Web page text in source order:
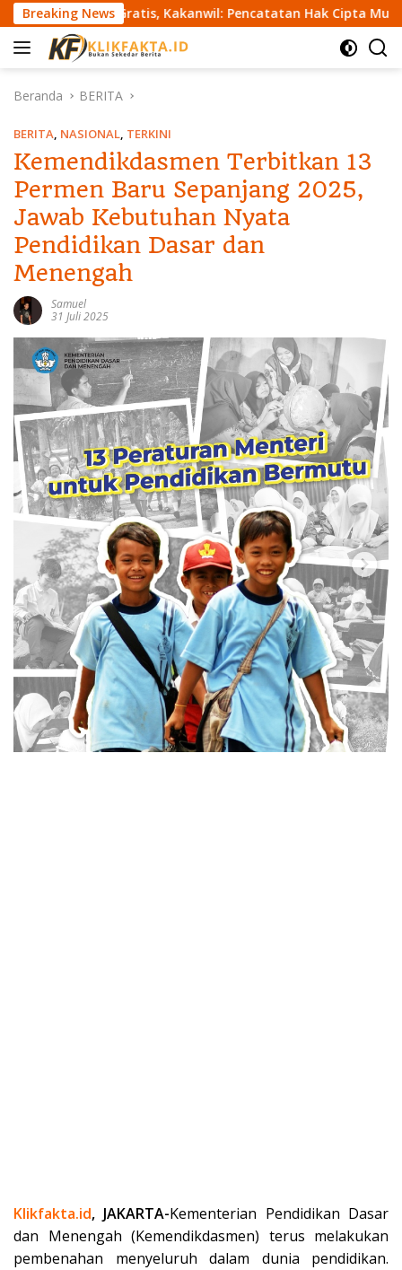
a
Breaking News
Gratis, Kakanwil: Pencatatan Hak Cipta Musik Kini Rp0
Beranda BERITA
BERITA, NASIONAL, TERKINI
Kemendikdasmen Terbitkan 13
Permen Baru Sepanjang 2025,
Jawab Kebutuhan Nyata
Pendidikan Dasar dan
Menengah
Samuel
31 Juli 2025
Klikfakta.id, JAKARTA-Kementerian Pendidikan Dasar
dan Menengah (Kemendikdasmen) terus melakukan
pembenahan menyeluruh dalam dunia pendidikan.